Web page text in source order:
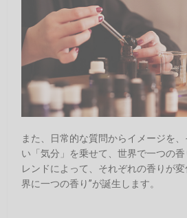
また、日常的な質問からイメージを
い「気分」を乗せて、世界で一つの
レンドによって、それぞれの香りが
界に一つの香り”が誕生します。